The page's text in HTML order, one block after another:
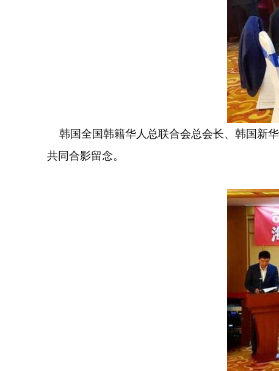
韩国全国韩籍华人总联合会总会长、韩国新
共同合影留念。